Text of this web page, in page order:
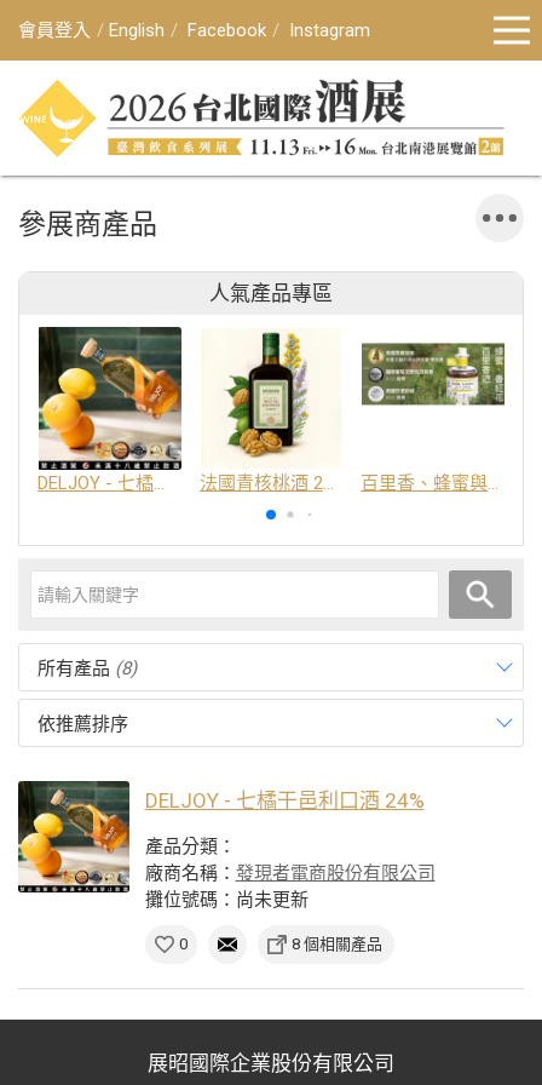
會員登入 English Facebook Instagram
參展商產品
人氣產品專區
DELJOY - 七橘干邑利口酒 24% 法國青核桃酒 25% 百里香、蜂蜜與番紅花酒
所有產品 (8)
依推薦排序
DELJOY - 七橘干邑利口酒 24%
產品分類：
廠商名稱： 發現者電商股份有限公司
攤位號碼：尚未更新
0 8 個相關產品
展昭國際企業股份有限公司